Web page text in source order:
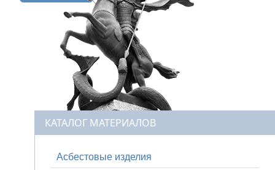
КАТАЛОГ МАТЕРИАЛОВ
Асбестовые изделия